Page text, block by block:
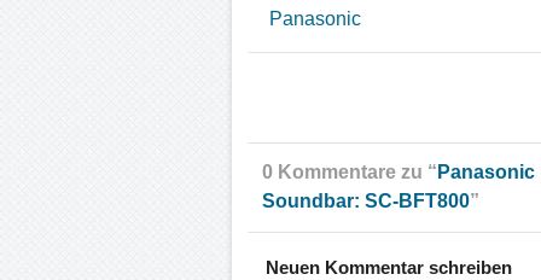
Panasonic
0 Kommentare zu “ Panasonic
Soundbar: SC-BFT800”
Neuen Kommentar schreiben